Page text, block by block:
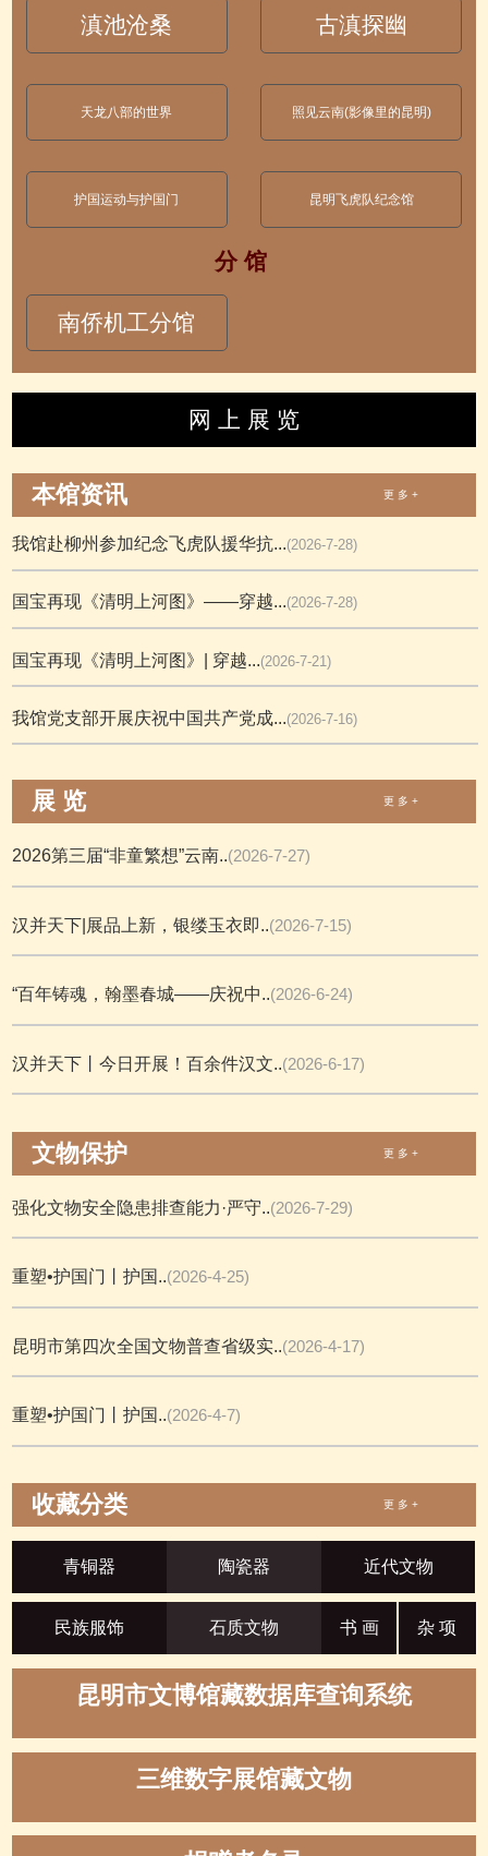
滇池沧桑 古滇探幽
天龙八部的世界 照见云南(影像里的昆明)
护国运动与护国门 昆明飞虎队纪念馆
分 馆
南侨机工分馆
网 上 展 览
本馆资讯 更 多 +
我馆赴柳州参加纪念飞虎队援华抗...(2026-7-28)
国宝再现《清明上河图》——穿越...(2026-7-28)
国宝再现《清明上河图》| 穿越...(2026-7-21)
我馆党支部开展庆祝中国共产党成...(2026-7-16)
展 览 更 多 +
2026第三届“非童繁想”云南..(2026-7-27)
汉并天下|展品上新，银缕玉衣即..(2026-7-15)
“百年铸魂，翰墨春城——庆祝中..(2026-6-24)
汉并天下丨今日开展！百余件汉文..(2026-6-17)
文物保护 更 多 +
强化文物安全隐患排查能力·严守..(2026-7-29)
重塑•护国门丨护国..(2026-4-25)
昆明市第四次全国文物普查省级实..(2026-4-17)
重塑•护国门丨护国..(2026-4-7)
收藏分类 更 多 +
青铜器 陶瓷器 近代文物
民族服饰 石质文物 书 画 杂 项
昆明市文博馆藏数据库查询系统
三维数字展馆藏文物